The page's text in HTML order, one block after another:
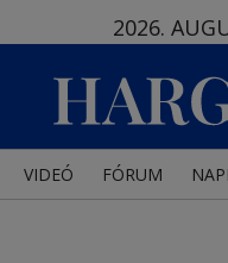
2026.
VIDEÓ FÓRUM